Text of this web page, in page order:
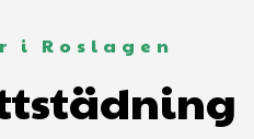
i Roslagen